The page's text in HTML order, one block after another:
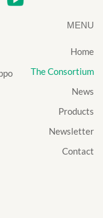
MENU
Home
The Consortium
News
Products
Newsletter
Contact